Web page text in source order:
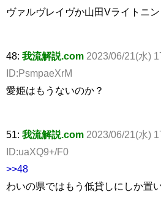
ヴァルヴレイヴか山田Vライトニ
48: 我流解説.com 2023/06/21(水)
ID:PsmpaeXrM
愛姫はもうないのか？
51: 我流解説.com 2023/06/21(水)
ID:uaXQ9+/F0
>>48
わいの県ではもう低貸しにしか置